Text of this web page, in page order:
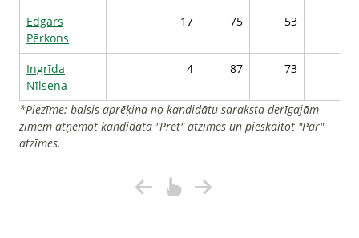
Edgars
Pērkons
17 75 53
Ingrīda
Nīlsena
4 87 73
*Piezīme: balsis aprēķina no kandidātu saraksta derīgajām
zīmēm atņemot kandidāta "Pret" atzīmes un pieskaitot "Par"
atzīmes.